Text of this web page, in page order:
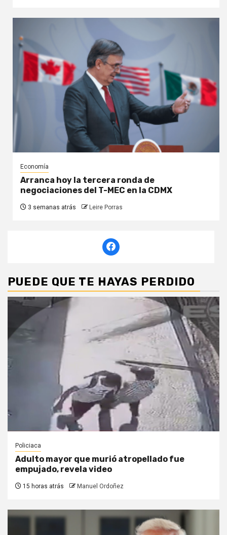
Economía
Arranca hoy la tercera ronda de
negociaciones del T-MEC en la CDMX
3 semanas atrás Leire Porras
PUEDE QUE TE HAYAS PERDIDO
Policiaca
Adulto mayor que murió atropellado fue
empujado, revela video
15 horas atrás Manuel Ordoñez